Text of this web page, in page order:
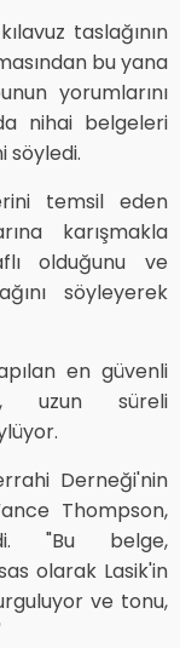
taslağının
bu yana
yorumlarını
nihai belgeleri
söyledi.
temsil eden
karışmakla
olduğunu ve
söyleyerek
en güvenli
uzun süreli
Derneği'nin
Thompson,
"Bu belge,
olarak Lasik'in
ve tonu,